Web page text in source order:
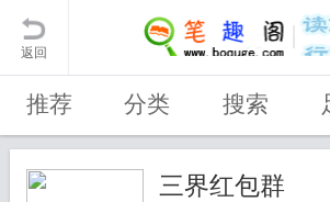
返回
推荐 分类 搜索
三界红包群